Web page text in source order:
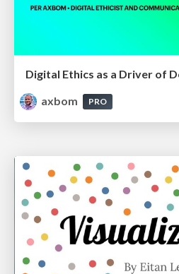
Digital Ethics as a Driver of
axbom
PRO